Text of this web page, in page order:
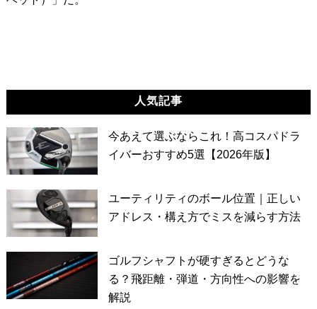
人気記事
今あえて選ぶならこれ！高コスパドラ
イバーおすすめ5選【2026年版】
ユーティリティのボール位置｜正しい
アドレス・構え方でミスを減らす方法
ゴルフシャフトが硬すぎるとどうな
る？飛距離・弾道・方向性への影響を
解説